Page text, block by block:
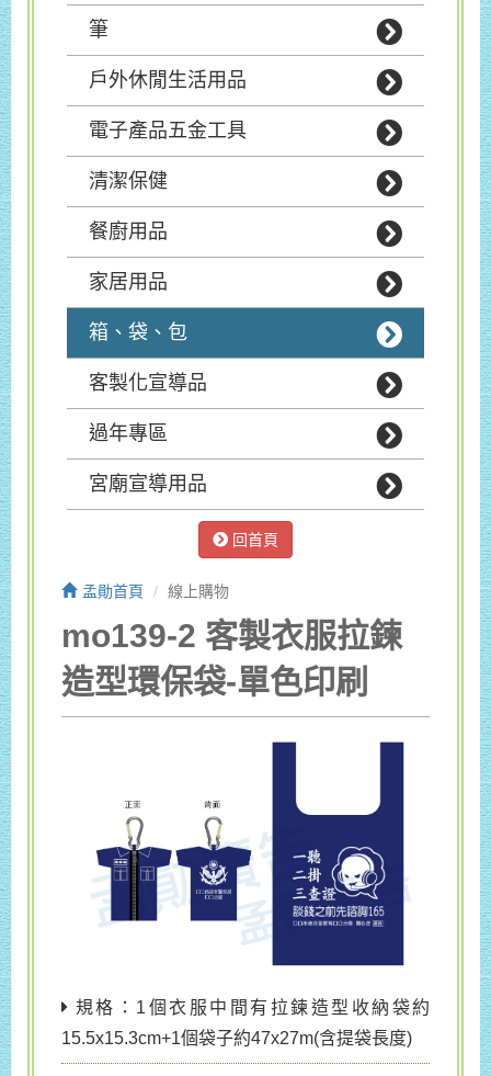
筆
戶外休閒生活用品
電子產品五金工具
清潔保健
餐廚用品
家居用品
箱、袋、包
客製化宣導品
過年專區
宮廟宣導用品
回首頁
孟勛首頁 線上購物
mo139-2 客製衣服拉鍊
造型環保袋-單色印刷
規格：1個衣服中間有拉鍊造型收納袋約
15.5x15.3cm+1個袋子約47x27m(含提袋長度)